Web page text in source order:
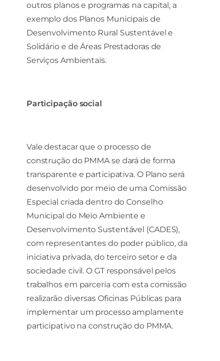
outros planos e programas na capital, a
exemplo dos Planos Municipais de
Desenvolvimento Rural Sustentável e
Solidário e de Áreas Prestadoras de
Serviços Ambientais.
Participação social
Vale destacar que o processo de
construção do PMMA se dará de forma
transparente e participativa. O Plano será
desenvolvido por meio de uma Comissão
Especial criada dentro do Conselho
Municipal do Meio Ambiente e
Desenvolvimento Sustentável (CADES),
com representantes do poder público, da
iniciativa privada, do terceiro setor e da
sociedade civil. O GT responsável pelos
trabalhos em parceria com esta comissão
realizarão diversas Oficinas Públicas para
implementar um processo amplamente
participativo na construção do PMMA.